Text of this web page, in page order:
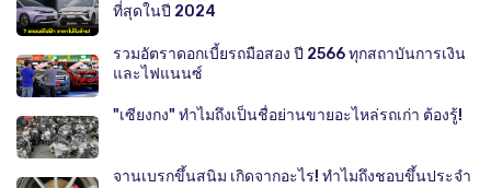
ที่สุดในปี 2024
รวมอัตราดอกเบี้ยรถมือสอง ปี 2566 ทุกสถาบันการเงิน
และไฟแนนซ์
"เซียงกง" ทำไมถึงเป็นชื่อย่านขายอะไหล่รถเก่า ต้องรู้!
จานเบรกขึ้นสนิม เกิดจากอะไร! ทำไมถึงชอบขึ้นประจำ